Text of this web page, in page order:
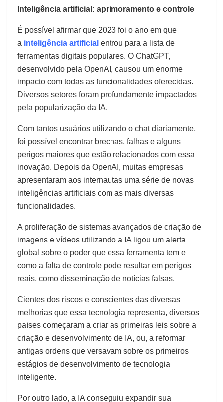
Inteligência artificial: aprimoramento e controle
É possível afirmar que 2023 foi o ano em que
a inteligência artificial entrou para a lista de
ferramentas digitais populares. O ChatGPT,
desenvolvido pela OpenAI, causou um enorme
impacto com todas as funcionalidades oferecidas.
Diversos setores foram profundamente impactados
pela popularização da IA.
Com tantos usuários utilizando o chat diariamente,
foi possível encontrar brechas, falhas e alguns
perigos maiores que estão relacionados com essa
inovação. Depois da OpenAI, muitas empresas
apresentaram aos internautas uma série de novas
inteligências artificiais com as mais diversas
funcionalidades.
A proliferação de sistemas avançados de criação de
imagens e vídeos utilizando a IA ligou um alerta
global sobre o poder que essa ferramenta tem e
como a falta de controle pode resultar em perigos
reais, como disseminação de notícias falsas.
Cientes dos riscos e conscientes das diversas
melhorias que essa tecnologia representa, diversos
países começaram a criar as primeiras leis sobre a
criação e desenvolvimento de IA, ou, a reformar
antigas ordens que versavam sobre os primeiros
estágios de desenvolvimento de tecnologia
inteligente.
Por outro lado, a IA conseguiu expandir sua